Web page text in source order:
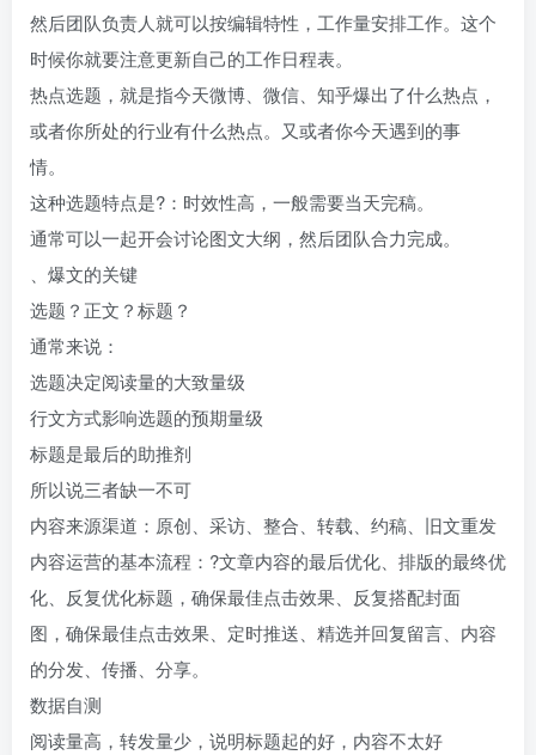
然后团队负责人就可以按编辑特性，工作量安排工作。这个
时候你就要注意更新自己的工作日程表。
热点选题，就是指今天微博、微信、知乎爆出了什么热点，
或者你所处的行业有什么热点。又或者你今天遇到的事
情。
这种选题特点是?：时效性高，一般需要当天完稿。
通常可以一起开会讨论图文大纲，然后团队合力完成。
、爆文的关键
选题？正文？标题？
通常来说：
选题决定阅读量的大致量级
行文方式影响选题的预期量级
标题是最后的助推剂
所以说三者缺一不可
内容来源渠道：原创、采访、整合、转载、约稿、旧文重发
内容运营的基本流程：?文章内容的最后优化、排版的最终优
化、反复优化标题，确保最佳点击效果、反复搭配封面
图，确保最佳点击效果、定时推送、精选并回复留言、内容
的分发、传播、分享。
数据自测
阅读量高，转发量少，说明标题起的好，内容不太好